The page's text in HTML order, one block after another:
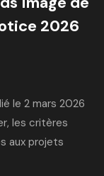
2026
le 2 mars 2026
les critères
aux projets